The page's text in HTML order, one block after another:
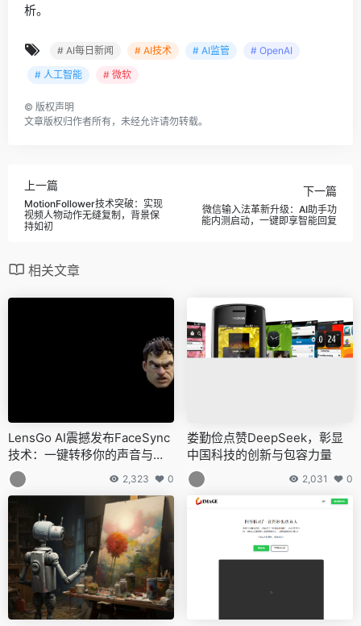
析。
# AI每日新闻 # AI技术 # AI监管
# OpenAI
# 人工智能
# 微软
© 版权声明
文章版权归作者所有，未经允许请勿转载。
上一篇
MotionFollower技术突破：实现
视频人物动作无缝复制，背景保
持如初
下一篇
微信输入法革新升级：AI助手功
能内测启动，一键即享智能回复
相关文章
LensGo AI震撼发布FaceSync
技术：一键转移你的声音与口
型至任意图像
2,323 0
娄勤俭点赞DeepSeek，彰显
中国科技的创新与包容力量
2,031 0